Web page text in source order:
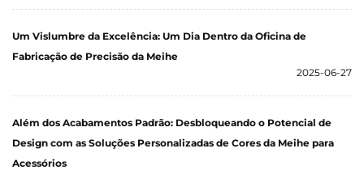
Um Vislumbre da Excelência: Um Dia Dentro da Oficina de
Fabricação de Precisão da Meihe
2025-06-27
Além dos Acabamentos Padrão: Desbloqueando o Potencial de
Design com as Soluções Personalizadas de Cores da Meihe para
Acessórios